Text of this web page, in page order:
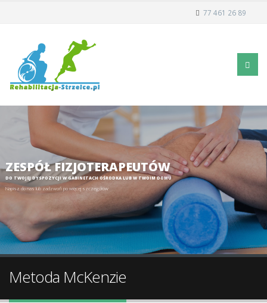
77 461 26 89
DO TWOJEJ DYSPOZYCJI W GABINETACH OŚRODKA LUB W TWOIM DOMU
ZESPÓŁ FIZJOTERAPEUTÓW
Napisz do nas lub zadzwoń po więcej szczegółów
Metoda McKenzie